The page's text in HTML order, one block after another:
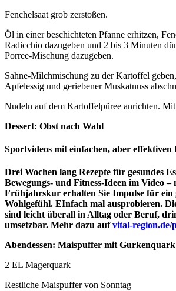
Fenchelsaat grob zerstoßen.
Öl in einer beschichteten Pfanne erhitzen,
Radicchio dazugeben und 2 bis 3 Minuten
Porree-Mischung dazugeben.
Sahne-Milchmischung zu der Kartoffel
Apfelessig und geriebener Muskatnuss
Nudeln auf dem Kartoffelpüree anrichten.
Dessert: Obst nach Wahl
Sportvideos mit einfachen, aber effektiven
Drei Wochen lang Rezepte für gesundes
Bewegungs- und Fitness-Ideen im Video
Frühjahrskur erhalten Sie Impulse für ein
Wohlgefühl. EInfach mal ausprobieren.
sind leicht überall in Alltag oder Beruf,
umsetzbar. Mehr dazu aufvital-
Abendessen: Maispuffer mit Gurkenquark
2 EL Magerquark
Restliche Maispuffer von Sonntag